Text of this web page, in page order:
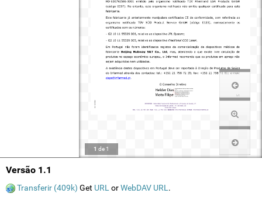
1 de 1
Versão 1.1
Transferir (409k) Get URL orWebDAV URL .